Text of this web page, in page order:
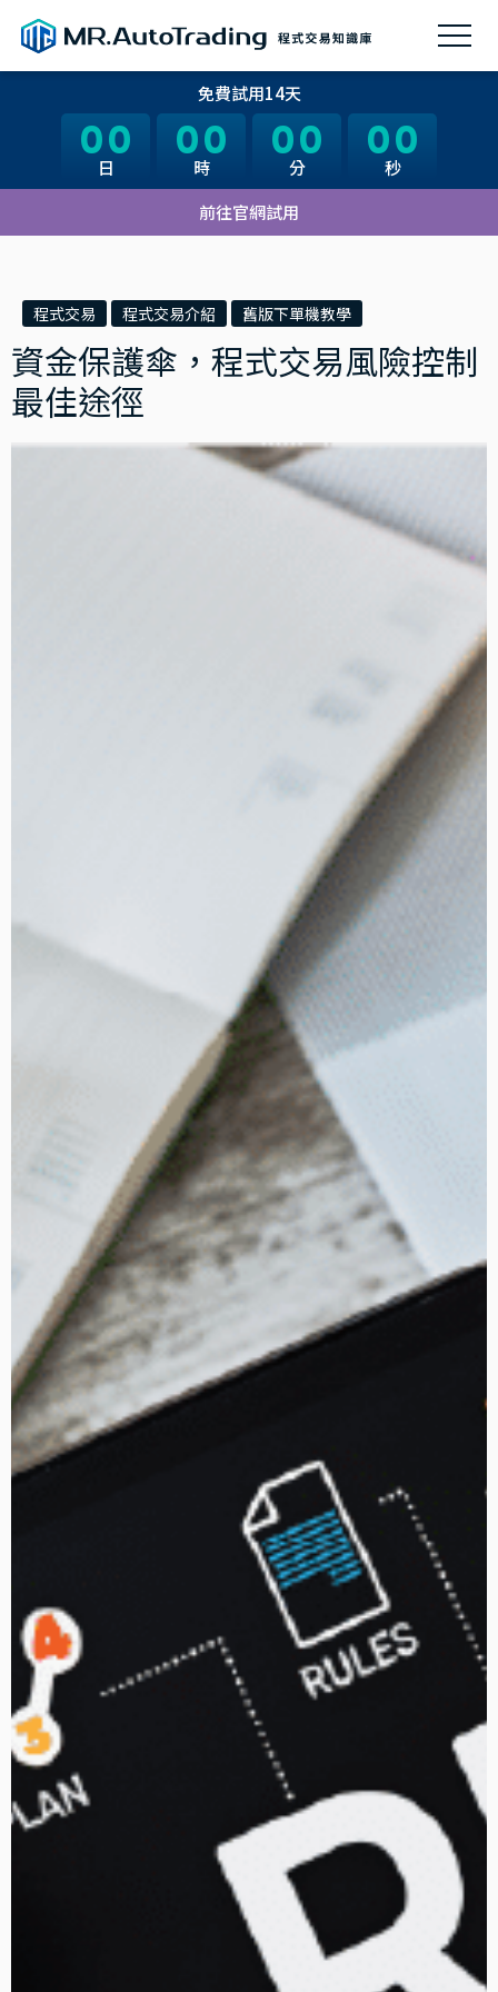
00
日 00
時 00
分 00
秒
前往官網試用
免費試用14天
00
日 00
時 00
分 00
秒
程式交易 程式交易介紹 舊版下單機教學
資金保護傘，程式交易風險控制
最佳途徑